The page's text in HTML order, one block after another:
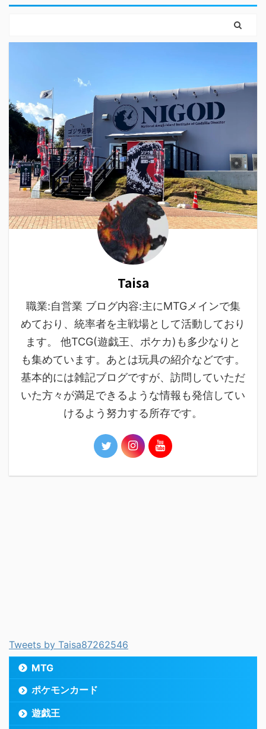
Taisa
職業:自営業 ブログ内容:主にMTGメインで集
めており、統率者を主戦場として活動しており
ます。 他TCG(遊戯王、ポケカ)も多少なりと
も集めています。あとは玩具の紹介などです。
基本的には雑記ブログですが、訪問していただ
いた方々が満足できるような情報も発信してい
けるよう努力する所存です。
Tweets by Taisa87262546
MTG
ポケモンカード
遊戯王